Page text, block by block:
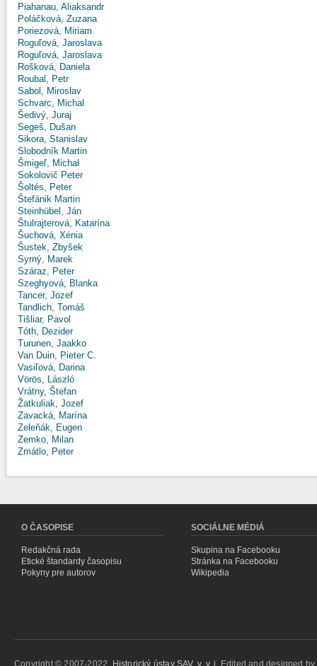
Piahanau, Aliaksandr
Poláčková, Zuzana
Poriezová, Miriam
Roguľová, Jaroslava
Roguľová, Jaroslava
Rošková, Daniela
Roubal, Petr
Sabol, Miroslav
Schvarc, Michal
Šedivý, Juraj
Segeš, Dušan
Sikora, Stanislav
Slobodník Martin
Šmigeľ, Michal
Sokolovič Peter
Šoltés, Peter
Štefánik Martin
Steinhübel, Ján
Štulrajterová, Katarína
Šuchová, Xénia
Šustek, Zbyšek
Syrný, Marek
Száraz, Peter
Szeghyová, Blanka
Tancer, Jozef
Tandlich, Tomáš
Tišliar, Pavol
Tóth, Dezider
Turunen, Jaakko
Van Duin, Pieter C.
Vasiľová, Darina
Vörös, László
Vrátny, Štefan
Žatkuliak, Jozef
Zavacká, Marína
Zeleňák, Eugen
Zemko, Milan
Zmátlo, Peter
O ČASOPISE
Redakčná rada
Etické štandardy časopisu
Pokyny pre autorov
SOCIÁLNE MÉDIÁ
Skupina na Facebooku
Stránka na Facebooku
Wikipedia